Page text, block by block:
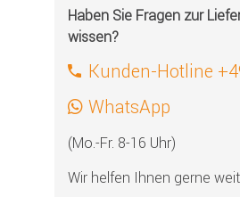
Haben Sie Fragen zur
wissen?
Kunden-Hotline
WhatsApp
(Mo.-Fr. 8-16 Uhr)
Wir helfen Ihnen gerne